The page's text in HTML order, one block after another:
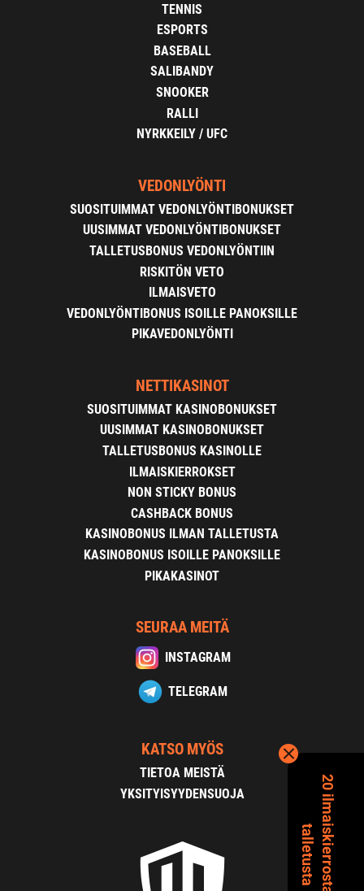
TENNIS
ESPORTS
BASEBALL
SALIBANDY
SNOOKER
RALLI
NYRKKEILY / UFC
VEDONLYÖNTI
SUOSITUIMMAT VEDONLYÖNTIBONUKSET
UUSIMMAT VEDONLYÖNTIBONUKSET
TALLETUSBONUS VEDONLYÖNTIIN
RISKITÖN VETO
ILMAISVETO
VEDONLYÖNTIBONUS ISOILLE PANOKSILLE
PIKAVEDONLYÖNTI
NETTIKASINOT
SUOSITUIMMAT KASINOBONUKSET
UUSIMMAT KASINOBONUKSET
TALLETUSBONUS KASINOLLE
ILMAISKIERROKSET
NON STICKY BONUS
CASHBACK BONUS
KASINOBONUS ILMAN TALLETUSTA
KASINOBONUS ISOILLE PANOKSILLE
PIKAKASINOT
SEURAA MEITÄ
INSTAGRAM
TELEGRAM
KATSO MYÖS
TIETOA MEISTÄ
YKSITYISYYDENSUOJA
2
0
i
l
m
a
is
k
i
e
r
r
o
s
t
a
i
l
m
a
n
ta
l
l
e
t
u
s
t
a